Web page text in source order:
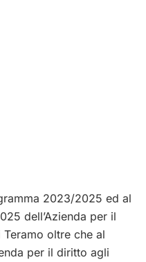
2023/2025 ed al
dell’Azienda per il
oltre che al
per il diritto agli